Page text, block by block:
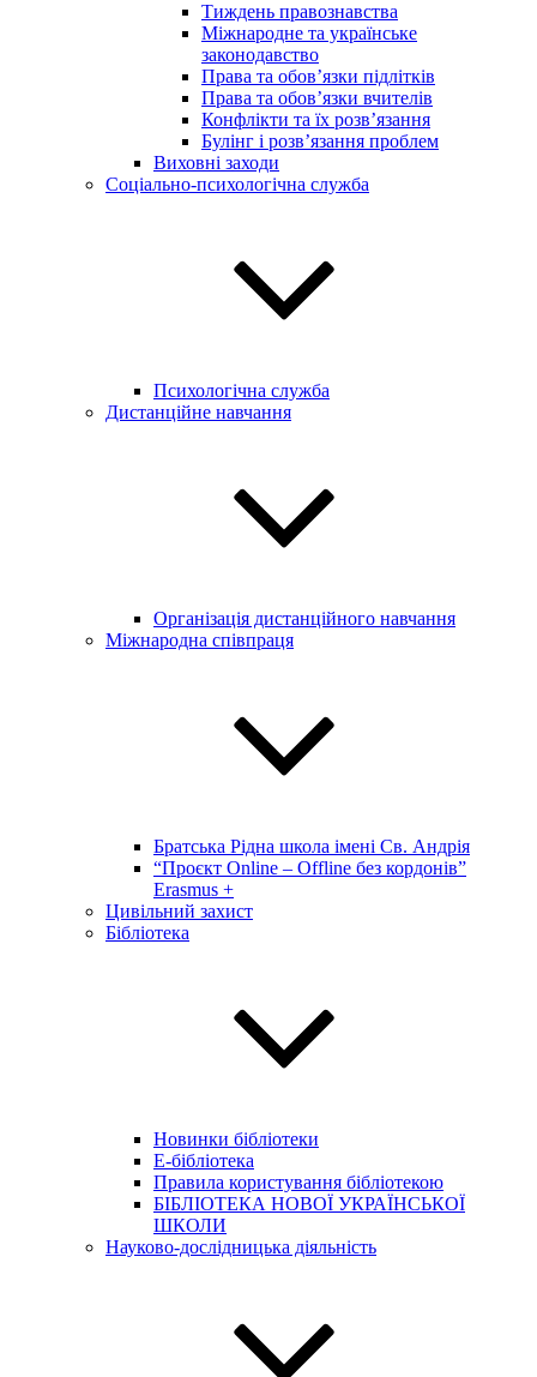
Тиждень правознавства
Міжнародне та українське
законодавство
Права та обов’язки підлітків
Права та обов’язки вчителів
Конфлікти та їх розв’язання
Булінг і розв’язання проблем
Виховні заходи
Соціально-психологічна служба
Психологічна служба
Дистанційне навчання
Організація дистанційного навчання
Міжнародна співпраця
Братська Рідна школа імені Св. Андрія
“Проєкт Online – Offline без кордонів”
Erasmus +
Цивільний захист
Бібліотека
Новинки бібліотеки
E-бібліотека
Правила користування бібліотекою
БІБЛІОТЕКА НОВОЇ УКРАЇНСЬКОЇ
ШКОЛИ
Науково-дослідницька діяльність